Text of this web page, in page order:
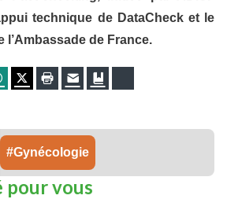
technique de DataCheck et le
l’Ambassade de France.
WhatsApp
TwitterImprimer
E-mail
Gynécologie
pour vous